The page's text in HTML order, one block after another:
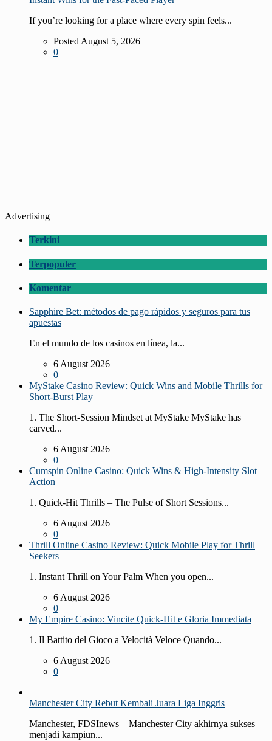
If you’re looking for a place where every spin feels...
Posted August 5, 2026
0
Advertising
Terkini
Terpopuler
Komentar
Sapphire Bet: métodos de pago rápidos y seguros para tus
apuestas
En el mundo de los casinos en línea, la...
6 August 2026
0
MyStake Casino Review: Quick Wins and Mobile Thrills for
Short‑Burst Play
1. The Short‑Session Mindset at MyStake MyStake has
carved...
6 August 2026
0
Cumspin Online Casino: Quick Wins & High‑Intensity Slot
Action
1. Quick‑Hit Thrills – The Pulse of Short Sessions...
6 August 2026
0
Thrill Online Casino Review: Quick Mobile Play for Thrill
Seekers
1. Instant Thrill on Your Palm When you open...
6 August 2026
0
My Empire Casino: Vincite Quick‑Hit e Gloria Immediata
1. Il Battito del Gioco a Velocità Veloce Quando...
6 August 2026
0
Manchester City Rebut Kembali Juara Liga Inggris
Manchester, FDSInews – Manchester City akhirnya sukses
menjadi kampiun...